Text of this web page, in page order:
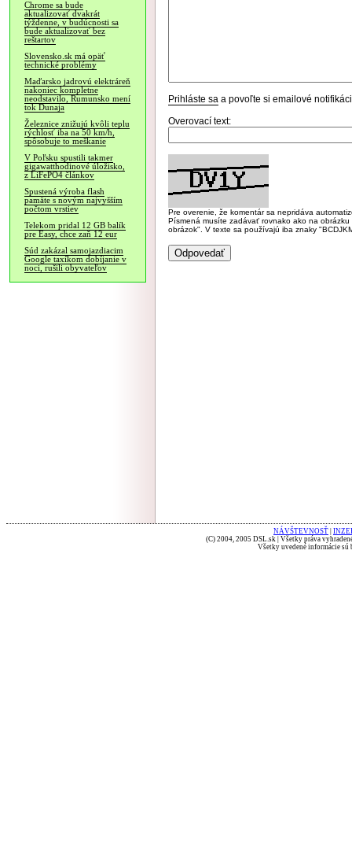
Chrome sa bude
aktualizovať dvakrát
týždenne, v budúcnosti sa
bude aktualizovať bez
reštartov
Slovensko.sk má opäť
technické problémy
Maďarsko jadrovú elektráreň
nakoniec kompletne
neodstavilo, Rumunsko mení
tok Dunaja
Železnice znižujú kvôli teplu
rýchlosť iba na 50 km/h,
spôsobuje to meškanie
V Poľsku spustili takmer
gigawatthodinové úložisko,
z LiFePO4 článkov
Spustená výroba flash
pamäte s novým najvyšším
počtom vrstiev
Telekom pridal 12 GB balík
pre Easy, chce zaň 12 eur
Súd zakázal samojazdiacim
Google taxíkom dobíjanie v
noci, rušili obyvateľov
Prihláste sa a povoľte si emailové
Overovací text:
Pre overenie, že komentár sa nepridáva
Písmená musíte zadávať rovnako ako na
obrázok". V texte sa používajú iba znaky
NÁVŠTEVNOSŤ
(C) 2004, 2005 DSL.sk | Všetky práva
Všetky uvedené informácie sú